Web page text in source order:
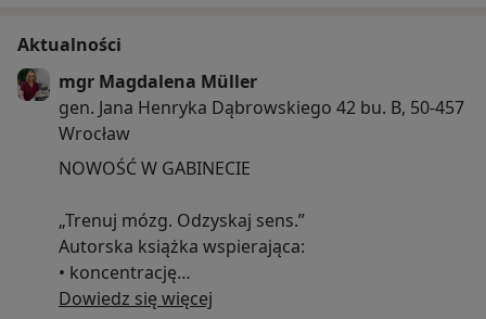
Aktualności
mgr Magdalena Müller
gen. Jana Henryka Dąbrowskiego 42 bu. B, 50-457
Wrocław
NOWOŚĆ W GABINECIE
„Trenuj mózg. Odzyskaj sens.”
Autorska książka wspierająca:
• koncentrację
• pamięć
Dowiedz się więcej